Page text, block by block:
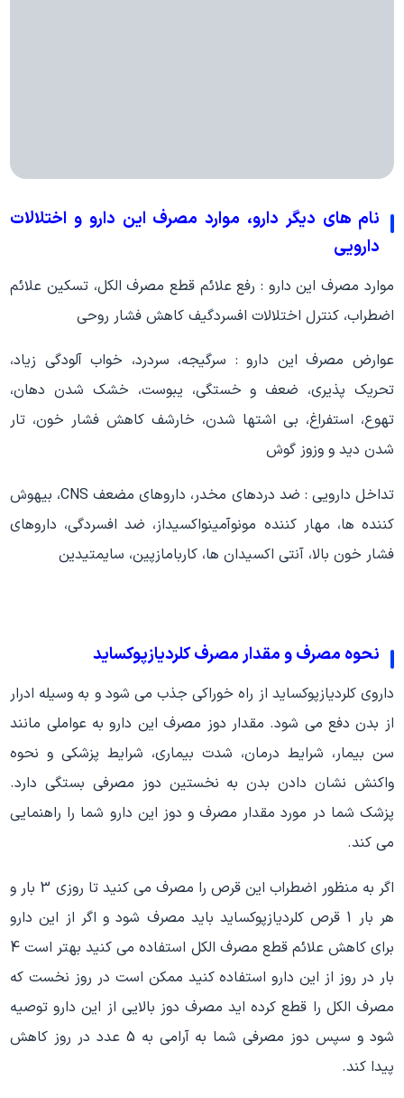
نام های دیگر دارو، موارد مصرف این دارو و اختلالات
دارویی
موارد مصرف این دارو : رفع علائم قطع مصرف الکل، تسکین علائم
اضطراب، کنترل اختلالات افسردگیف کاهش فشار روحی
عوارض مصرف این دارو : سرگیجه، سردرد، خواب آلودگی زیاد،
تحریک پذیری، ضعف و خستگی، یبوست، خشک شدن دهان،
تهوع، استفراغ، بی اشتها شدن، خارشف کاهش فشار خون، تار
شدن دید و وزوز گوش
تداخل دارویی : ضد دردهای مخدر، داروهای مضعف CNS، بیهوش
کننده ها، مهار کننده مونوآمینواکسیداز، ضد افسردگی، داروهای
فشار خون بالا، آنتی اکسیدان ها، کاربامازپین، سایمتیدین
نحوه مصرف و مقدار مصرف کلردیازپوکساید
داروی کلردیازپوکساید از راه خوراکی جذب می شود و به وسیله ادرار
از بدن دفع می شود. مقدار دوز مصرف این دارو به عواملی مانند
سن بیمار، شرایط درمان، شدت بیماری، شرایط پزشکی و نحوه
واکنش نشان دادن بدن به نخستین دوز مصرفی بستگی دارد.
پزشک شما در مورد مقدار مصرف و دوز این دارو شما را راهنمایی
می کند.
اگر به منظور اضطراب این قرص را مصرف می کنید تا روزی 3 بار و
هر بار 1 قرص کلردیازپوکساید باید مصرف شود و اگر از این دارو
برای کاهش علائم قطع مصرف الکل استفاده می کنید بهتر است 4
بار در روز از این دارو استفاده کنید ممکن است در روز نخست که
مصرف الکل را قطع کرده اید مصرف دوز بالایی از این دارو توصیه
شود و سپس دوز مصرفی شما به آرامی به 5 عدد در روز کاهش
پیدا کند.